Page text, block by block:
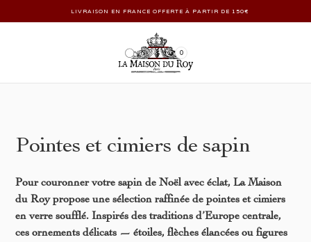
LIVRAISON EN FRANCE OFFERTE À PARTIR DE 150€
0
Pointes et cimiers de sapin
Pour couronner votre sapin de Noël avec éclat, La Maison
du Roy propose une sélection raffinée de pointes et cimiers
en verre soufflé. Inspirés des traditions d’Europe centrale,
ces ornements délicats — étoiles, flèches élancées ou figures